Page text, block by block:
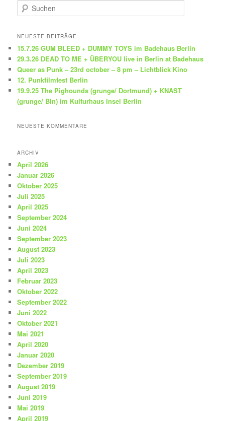
u
h
n
NEUESTE BEITRÄGE
15.7.26 GUM BLEED + DUMMY TOYS im Badehaus Berlin
29.3.26 DEAD TO ME + ÜBERYOU live in Berlin at Badehaus
Queer as Punk – 23rd october – 8 pm – Lichtblick Kino
12. Punkfilmfest Berlin
19.9.25 The Pighounds (grunge/ Dortmund) + KNAST
(grunge/ Bln) im Kulturhaus Insel Berlin
NEUESTE KOMMENTARE
ARCHIV
April 2026
Januar 2026
Oktober 2025
Juli 2025
April 2025
September 2024
Juni 2024
September 2023
August 2023
Juli 2023
April 2023
Februar 2023
Oktober 2022
September 2022
Juni 2022
Oktober 2021
Mai 2021
April 2020
Januar 2020
Dezember 2019
September 2019
August 2019
Juni 2019
Mai 2019
April 2019